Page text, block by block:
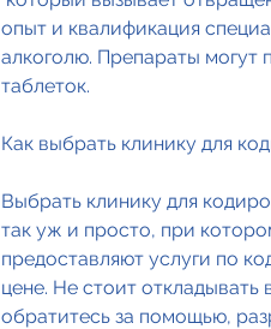
опыт и квалификация
алкоголю. Препараты могут
таблеток.
Как выбрать клинику для
Выбрать клинику для
так уж и просто, при
предоставляют услуги по
цене. Не стоит
обратитесь за помощью,